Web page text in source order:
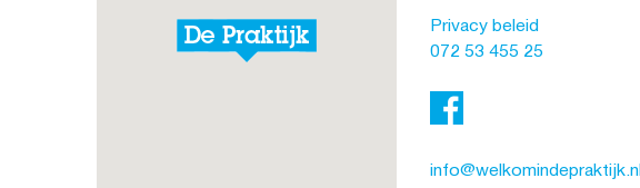
Privacy beleid
072 53 455 25
info@welkomindepraktijk.nl